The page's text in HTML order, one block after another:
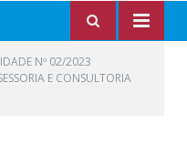
Nº 02/2023
E CONSULTORIA